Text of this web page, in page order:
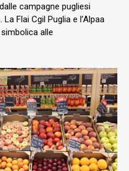
campagne pugliesi
Flai Cgil Puglia e l’Alpaa
alle